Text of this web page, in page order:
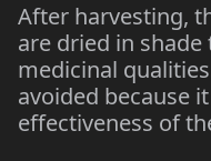
After harvesting,
are dried in
medicinal
avoided because
effectiveness of